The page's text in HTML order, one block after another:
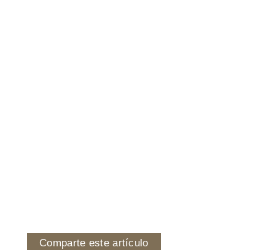
Comparte este artículo